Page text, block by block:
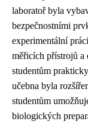
laboratoř byla
bezpečnostními
experimentální
měřicích přístrojů a
studentům
učebna byla
studentům
biologických